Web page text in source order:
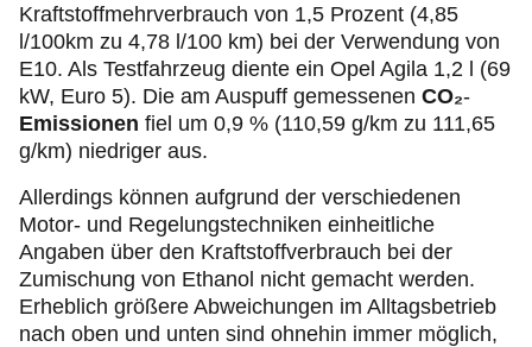
Kraftstoffmehrverbrauch von 1,5 Prozent (4,85
l/100km zu 4,78 l/100 km) bei der Verwendung von
E10. Als Testfahrzeug diente ein Opel Agila 1,2 l (69
kW, Euro 5). Die am Auspuff gemessenen CO₂-
Emissionen fiel um 0,9 % (110,59 g/km zu 111,65
g/km) niedriger aus.
Allerdings können aufgrund der verschiedenen
Motor- und Regelungstechniken einheitliche
Angaben über den Kraftstoffverbrauch bei der
Zumischung von Ethanol nicht gemacht werden.
Erheblich größere Abweichungen im Alltagsbetrieb
nach oben und unten sind ohnehin immer möglich,